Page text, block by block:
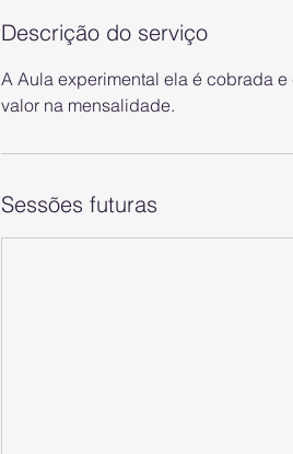
Descrição do serviço
A Aula experimental ela é cobrada
valor na mensalidade.
Sessões futuras